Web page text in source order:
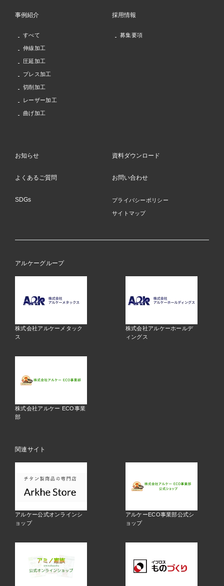
事例紹介
すべて
伸線加工
圧延加工
プレス加工
切削加工
レーザー加工
曲げ加工
採用情報
募集要項
お知らせ
よくあるご質問
SDGs
資料ダウンロード
お問い合わせ
プライバシーポリシー
サイトマップ
アルケーグループ
株式会社アルケーメタック
ス
株式会社アルケーホールデ
ィングス
株式会社アルケー ECO事業
部
関連サイト
アルケー公式オンラインシ
ョップ
アルケーECO事業部公式シ
ョップ